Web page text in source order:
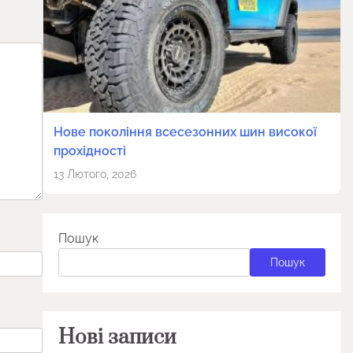
Нове покоління всесезонних шин високої
прохідності
13 Лютого, 2026
Пошук
Пошук
Нові записи